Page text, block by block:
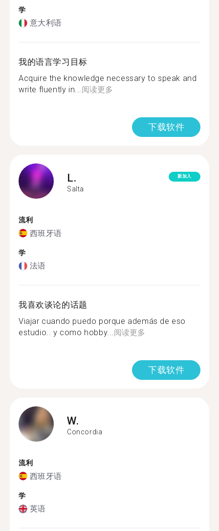
学
意大利语
我的语言学习目标
Acquire the knowledge necessary to speak and
write fluently in...阅读更多
下载软件
L.
Salta
新加入
流利
西班牙语
学
法语
我喜欢谈论的话题
Viajar cuando puedo porque además de eso
estudio.. y como hobby...阅读更多
下载软件
W.
Concordia
流利
西班牙语
学
英语